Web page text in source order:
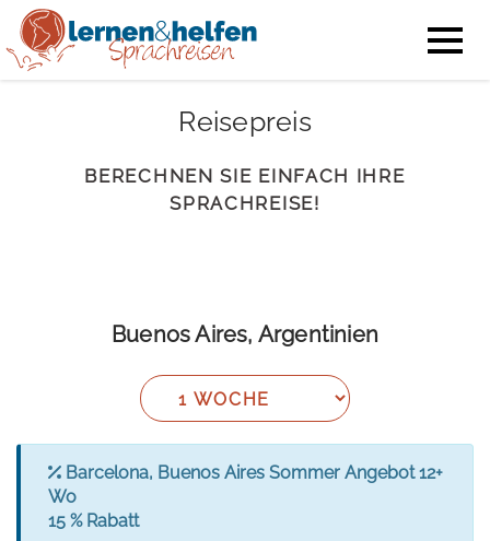
Reisepreis
BERECHNEN SIE EINFACH IHRE
SPRACHREISE!
Buenos Aires, Argentinien
Barcelona, Buenos Aires Sommer Angebot 12+
Wo
15 % Rabatt